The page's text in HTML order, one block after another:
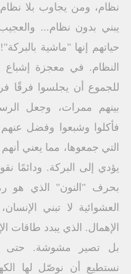
نظام، ومن يجاوب بلا
يبني بدون نظام...
حياتهم إنها "ماشية
النظام. في معجزة إشباع
للجموع أن يجلسوا فرقًا
بينهم ممرات، وجعل
فأكلوا وشبعوا وفضل
التي جمعوها، مما يعني
يؤدي إلى البركة. ودائمًا
بحرف "النون" الذي هو
العشوائية لا تبني
الإهمال. الذي يبدد طاقات
بل تصير مشوشة. حتى
نستطيع أن نوصّل لها